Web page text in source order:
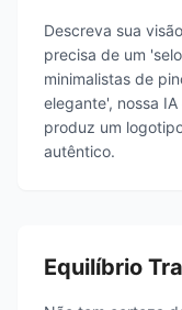
Descreva sua
precisa de um
minimalistas de
elegante', nossa
produz um
autêntico.
Equilíbrio